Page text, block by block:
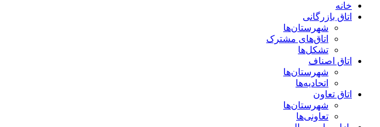
خانه
اتاق بازرگانی
شهرستان‌ها
اتاق‌های مشترک
تشکل‌ها
اتاق اصناف
شهرستان‌ها
اتحادیه‌ها
اتاق تعاون
شهرستان‌ها
تعاونی‌ها